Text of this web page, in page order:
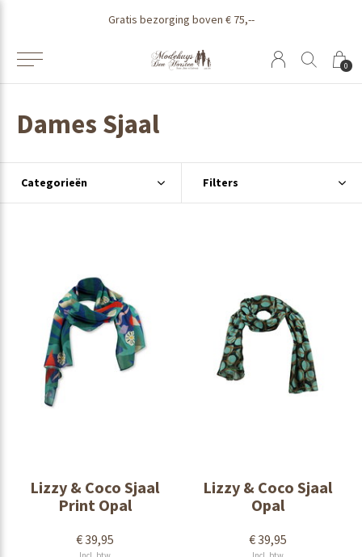
0
Gratis bezorging boven € 75,--
Dames Sjaal
Categorieën Filters
Lizzy & Coco Sjaal
Print Opal
€ 39,95
Lizzy & Coco Sjaal
Opal
€ 39,95